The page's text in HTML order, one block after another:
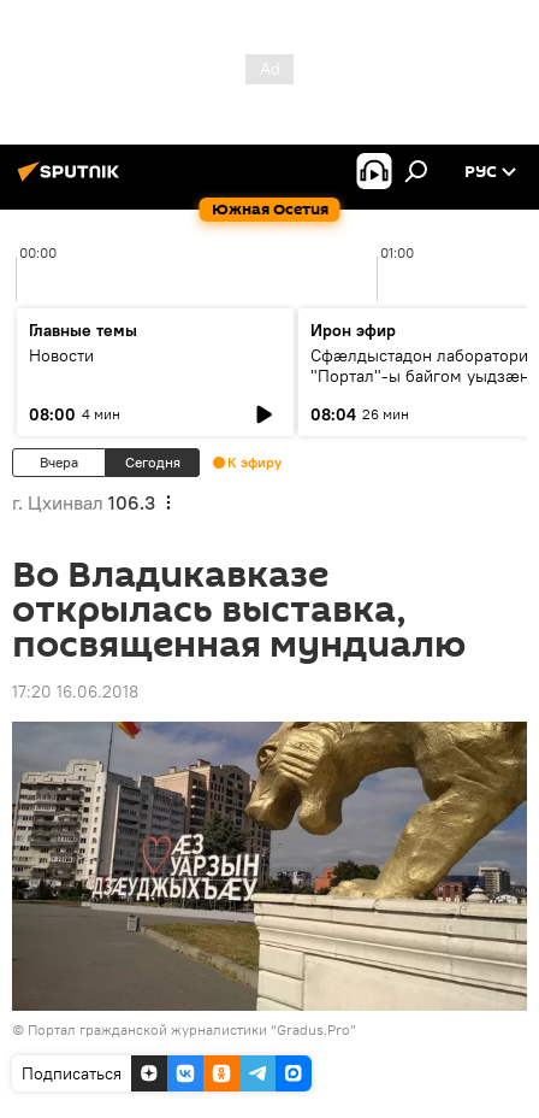
Южная Осетия
РУС
00:00 01:00
Главные темы
Новости
08:00 4 мин
Ирон эфир
Сфæлдыстадон лаборатори
"Портал"-ы байгом уыдзæн
Æхсары куыстыты равдыст
08:04 26 мин
Вчера Сегодня К эфиру
г. Цхинвал 106.3
Во Владикавказе
открылась выставка,
посвященная мундиалю
17:20 16.06.2018
© Портал гражданской журналистики “Gradus.Pro”
Подписаться